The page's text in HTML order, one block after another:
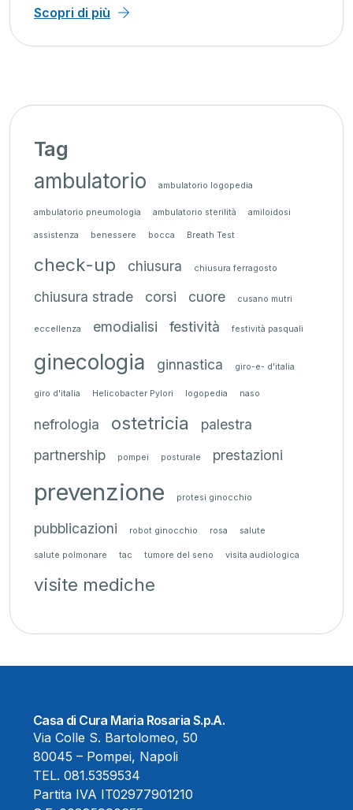
Scopri di più
Tag
ambulatorio ambulatorio logopedia
ambulatorio pneumologia ambulatorio sterilità amiloidosi
assistenza benessere bocca Breath Test
check-up chiusura chiusura ferragosto
chiusura strade corsi cuore cusano mutri
eccellenza emodialisi festività festività pasquali
ginecologia ginnastica giro-e- d'italia
giro d'italia Helicobacter Pylori logopedia naso
nefrologia ostetricia
palestra
partnership
pompei posturale prestazioni
prevenzione protesi ginocchio
pubblicazioni robot ginocchio rosa salute
salute polmonare tac tumore del seno visita audiologica
visite mediche
Casa di Cura Maria Rosaria S.p.A.
Via Colle S. Bartolomeo, 50
80045 – Pompei, Napoli
TEL. 081.5359534
Partita IVA IT02977901210